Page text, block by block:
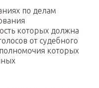
по делам
которых должна
от судебного
полномочия которых